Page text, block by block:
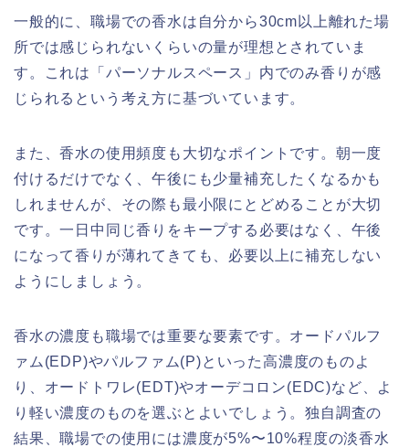
一般的に、職場での香水は自分から30cm以上離れた場
所では感じられないくらいの量が理想とされていま
す。これは「パーソナルスペース」内でのみ香りが感
じられるという考え方に基づいています。
また、香水の使用頻度も大切なポイントです。朝一度
付けるだけでなく、午後にも少量補充したくなるかも
しれませんが、その際も最小限にとどめることが大切
です。一日中同じ香りをキープする必要はなく、午後
になって香りが薄れてきても、必要以上に補充しない
ようにしましょう。
香水の濃度も職場では重要な要素です。オードパルフ
ァム(EDP)やパルファム(P)といった高濃度のものよ
り、オードトワレ(EDT)やオーデコロン(EDC)など、よ
り軽い濃度のものを選ぶとよいでしょう。独自調査の
結果、職場での使用には濃度が5%〜10%程度の淡香水